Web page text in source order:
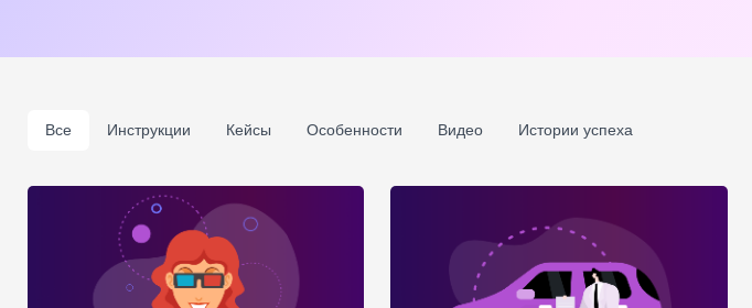
Все Инструкции Кейсы Особенности Видео Истории успеха